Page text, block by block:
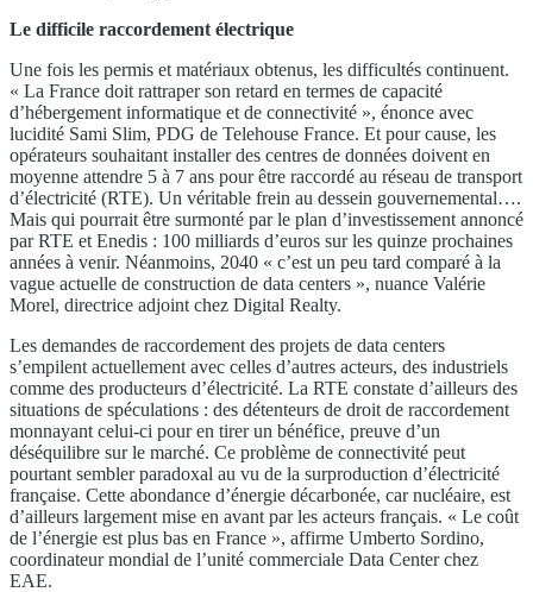
Le difficile raccordement électrique
Une fois les permis et matériaux obtenus, les difficultés continuent.
« La France doit rattraper son retard en termes de capacité
d’hébergement informatique et de connectivité », énonce avec
lucidité Sami Slim, PDG de Telehouse France. Et pour cause, les
opérateurs souhaitant installer des centres de données doivent en
moyenne attendre 5 à 7 ans pour être raccordé au réseau de transport
d’électricité (RTE). Un véritable frein au dessein gouvernemental….
Mais qui pourrait être surmonté par le plan d’investissement annoncé
par RTE et Enedis : 100 milliards d’euros sur les quinze prochaines
années à venir. Néanmoins, 2040 « c’est un peu tard comparé à la
vague actuelle de construction de data centers », nuance Valérie
Morel, directrice adjoint chez Digital Realty.
Les demandes de raccordement des projets de data centers
s’empilent actuellement avec celles d’autres acteurs, des industriels
comme des producteurs d’électricité. La RTE constate d’ailleurs des
situations de spéculations : des détenteurs de droit de raccordement
monnayant celui-ci pour en tirer un bénéfice, preuve d’un
déséquilibre sur le marché. Ce problème de connectivité peut
pourtant sembler paradoxal au vu de la surproduction d’électricité
française. Cette abondance d’énergie décarbonée, car nucléaire, est
d’ailleurs largement mise en avant par les acteurs français. « Le coût
de l’énergie est plus bas en France », affirme Umberto Sordino,
coordinateur mondial de l’unité commerciale Data Center chez
EAE.